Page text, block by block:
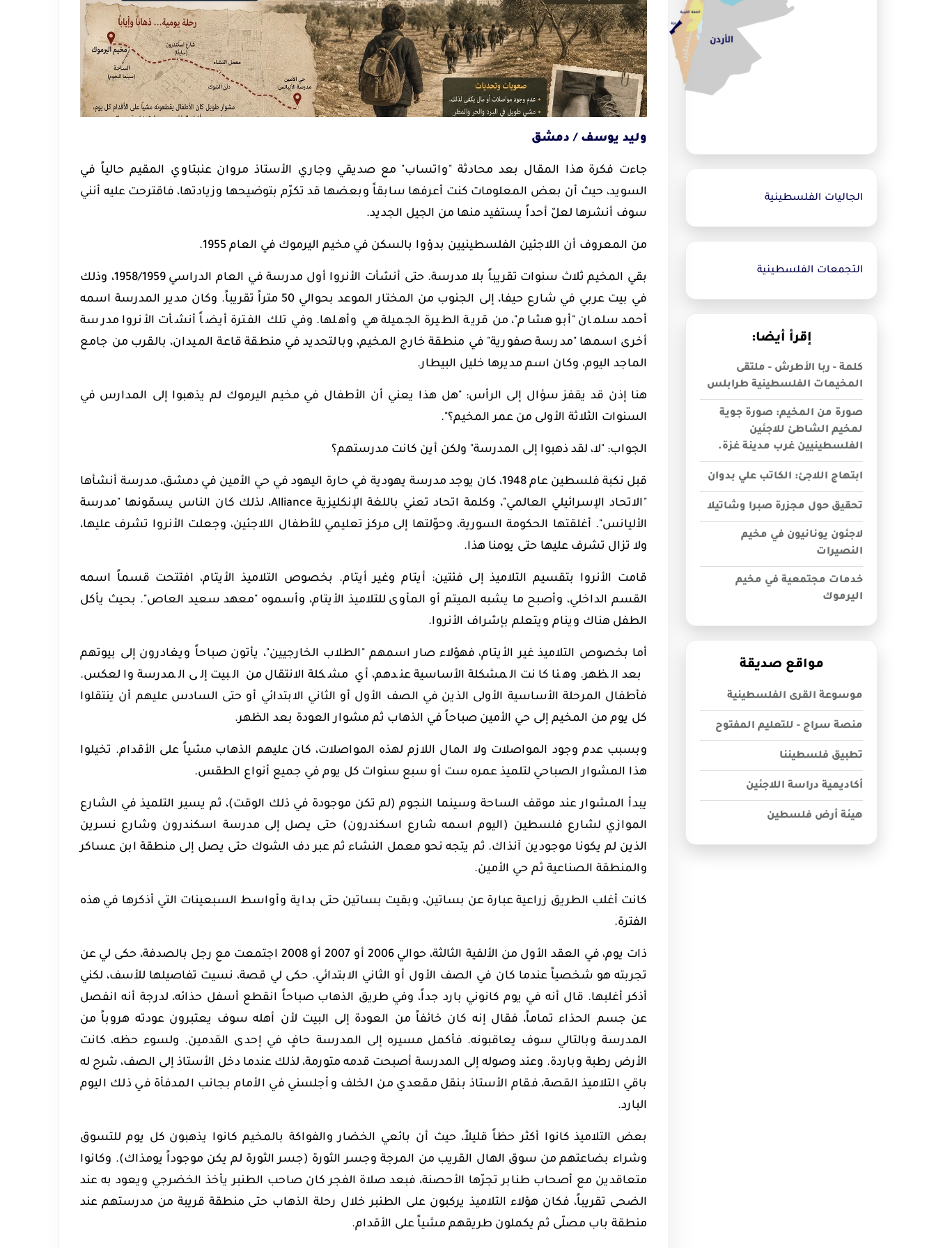
الجاليات الفلسطينية
التجمعات الفلسطينية
إقرأ أيضا:
كلمة - ربا الأطرش - ملتقى
المخيمات الفلسطينية طرابلس
صورة من المخيم: صورة جوية
لمخيم الشاطئ للاجئين
الفلسطينيين غرب مدينة غزة.
ابتهاج اللاجئ: الكاتب علي بدوان
تحقيق حول مجزرة صبرا وشاتيلا
لاجئون يونانيون في مخيم
النصيرات
خدمات مجتمعية في مخيم
اليرموك
مواقع صديقة
موسوعة القرى الفلسطينية
منصة سراج - للتعليم المفتوح
تطبيق فلسطيننا
أكاديمية دراسة اللاجئين
هيئة أرض فلسطين
وليد يوسف / دمشق
جاءت فكرة هذا المقال بعد محادثة "واتساب" مع صديقي وجاري الأستاذ مروان عنبتاوي المقيم حالياً في
السويد، حيث أن بعض المعلومات كنت أعرفها سابقاً وبعضها قد تكرّم بتوضيحها وزيادتها، فاقترحت عليه أنني
سوف أنشرها لعلّ أحداً يستفيد منها من الجيل الجديد.
من المعروف أن اللاجئين الفلسطينيين بدؤوا بالسكن في مخيم اليرموك في العام 1955.
بقي المخيم ثلاث سنوات تقريباً بلا مدرسة. حتى أنشأت الأنروا أول مدرسة في العام الدراسي 1958/1959، وذلك
في بيت عربي في شارع حيفا، إلى الجنوب من المختار الموعد بحوالي 50 متراً تقريباً. وكان مدير المدرسة اسمه
أحمد سلمان "أبو هشام"، من قرية الطيرة الجميلة هي وأهلها. وفي تلك الفترة أيضاً أنشأت الأنروا مدرسة
أخرى اسمها "مدرسة صفورية" في منطقة خارج المخيم، وبالتحديد في منطقة قاعة الميدان، بالقرب من جامع
الماجد اليوم، وكان اسم مديرها خليل البيطار.
هنا إذن قد يقفز سؤال إلى الرأس: "هل هذا يعني أن الأطفال في مخيم اليرموك لم يذهبوا إلى المدارس في
السنوات الثلاثة الأولى من عمر المخيم؟".
الجواب: "لا، لقد ذهبوا إلى المدرسة" ولكن أين كانت مدرستهم؟
قبل نكبة فلسطين عام 1948، كان يوجد مدرسة يهودية في حارة اليهود في حي الأمين في دمشق، مدرسة أنشأها
"الاتحاد الإسرائيلي العالمي"، وكلمة اتحاد تعني باللغة الإنكليزية Alliance، لذلك كان الناس يسمّونها "مدرسة
الأليانس". أغلقتها الحكومة السورية، وحوّلتها إلى مركز تعليمي للأطفال اللاجئين، وجعلت الأنروا تشرف عليها،
ولا تزال تشرف عليها حتى يومنا هذا.
قامت الأنروا بتقسيم التلاميذ إلى فئتين: أيتام وغير أيتام. بخصوص التلاميذ الأيتام، افتتحت قسماً اسمه
القسم الداخلي، وأصبح ما يشبه الميتم أو المأوى للتلاميذ الأيتام، وأسموه "معهد سعيد العاص". بحيث يأكل
الطفل هناك وينام ويتعلم بإشراف الأنروا.
أما بخصوص التلاميذ غير الأيتام، فهؤلاء صار اسمهم "الطلاب الخارجيين"، يأتون صباحاً ويغادرون إلى بيوتهم
بعد الظهر. وهنا كانت المشكلة الأساسية عندهم، أي مشكلة الانتقال من البيت إلى المدرسة والعكس.
فأطفال المرحلة الأساسية الأولى الذين في الصف الأول أو الثاني الابتدائي أو حتى السادس عليهم أن ينتقلوا
كل يوم من المخيم إلى حي الأمين صباحاً في الذهاب ثم مشوار العودة بعد الظهر.
وبسبب عدم وجود المواصلات ولا المال اللازم لهذه المواصلات، كان عليهم الذهاب مشياً على الأقدام. تخيلوا
هذا المشوار الصباحي لتلميذ عمره ست أو سبع سنوات كل يوم في جميع أنواع الطقس.
يبدأ المشوار عند موقف الساحة وسينما النجوم (لم تكن موجودة في ذلك الوقت)، ثم يسير التلميذ في الشارع
الموازي لشارع فلسطين (اليوم اسمه شارع اسكندرون) حتى يصل إلى مدرسة اسكندرون وشارع نسرين
الذين لم يكونا موجودين آنذاك. ثم يتجه نحو معمل النشاء ثم عبر دف الشوك حتى يصل إلى منطقة ابن عساكر
والمنطقة الصناعية ثم حي الأمين.
كانت أغلب الطريق زراعية عبارة عن بساتين، وبقيت بساتين حتى بداية وأواسط السبعينات التي أذكرها في هذه
الفترة.
ذات يوم، في العقد الأول من الألفية الثالثة، حوالي 2006 أو 2007 أو 2008 اجتمعت مع رجل بالصدفة، حكى لي عن
تجربته هو شخصياً عندما كان في الصف الأول أو الثاني الابتدائي. حكى لي قصة، نسيت تفاصيلها للأسف، لكني
أذكر أغلبها. قال أنه في يوم كانوني بارد جداً، وفي طريق الذهاب صباحاً انقطع أسفل حذائه، لدرجة أنه انفصل
عن جسم الحذاء تماماً، فقال إنه كان خائفاً من العودة إلى البيت لأن أهله سوف يعتبرون عودته هروباً من
المدرسة وبالتالي سوف يعاقبونه. فأكمل مسيره إلى المدرسة حافٍ في إحدى القدمين. ولسوء حظه، كانت
الأرض رطبة وباردة. وعند وصوله إلى المدرسة أصبحت قدمه متورمة، لذلك عندما دخل الأستاذ إلى الصف، شرح له
باقي التلاميذ القصة، فقام الأستاذ بنقل مقعدي من الخلف وأجلسني في الأمام بجانب المدفأة في ذلك اليوم
البارد.
بعض التلاميذ كانوا أكثر حظاً قليلاً، حيث أن بائعي الخضار والفواكة بالمخيم كانوا يذهبون كل يوم للتسوق
وشراء بضاعتهم من سوق الهال القريب من المرجة وجسر الثورة (جسر الثورة لم يكن موجوداً يومذاك). وكانوا
متعاقدين مع أصحاب طنابر تجرّها الأحصنة، فبعد صلاة الفجر كان صاحب الطنبر يأخذ الخضرجي ويعود به عند
الضحى تقريباً، فكان هؤلاء التلاميذ يركبون على الطنبر خلال رحلة الذهاب حتى منطقة قريبة من مدرستهم عند
منطقة باب مصلّى ثم يكملون طريقهم مشياً على الأقدام.